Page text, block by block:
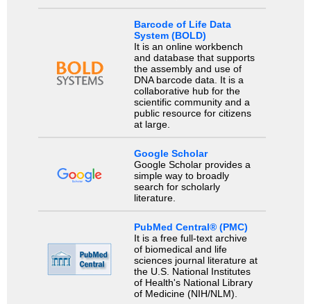
Barcode of Life Data
System (BOLD)
It is an online workbench
and database that supports
the assembly and use of
DNA barcode data. It is a
collaborative hub for the
scientific community and a
public resource for citizens
at large.
Google Scholar
Google Scholar provides a
simple way to broadly
search for scholarly
literature.
PubMed Central® (PMC)
It is a free full-text archive
of biomedical and life
sciences journal literature at
the U.S. National Institutes
of Health's National Library
of Medicine (NIH/NLM).